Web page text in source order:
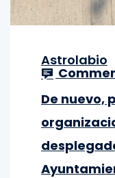
Astrolabio
De nuevo,